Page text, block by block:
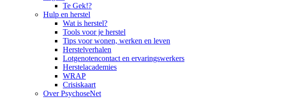
Te Gek!?
Hulp en herstel
Wat is herstel?
Tools voor je herstel
Tips voor wonen, werken en leven
Herstelverhalen
Lotgenotencontact en ervaringswerkers
Herstelacademies
WRAP
Crisiskaart
Over PsychoseNet